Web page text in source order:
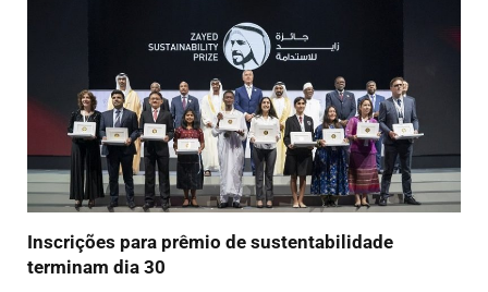
Inscrições para prêmio de sustentabilidade
terminam dia 30